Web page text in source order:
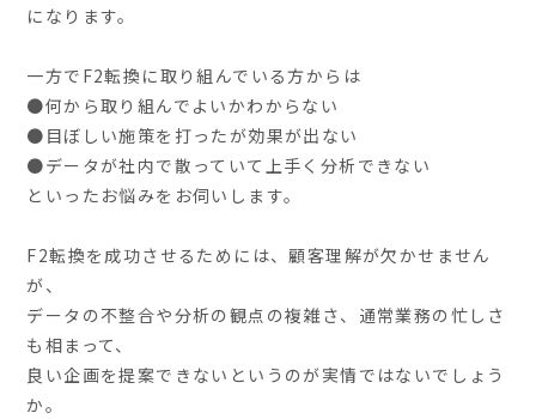
になります。
一方でF2転換に取り組んでいる方からは
●何から取り組んでよいかわからない
●目ぼしい施策を打ったが効果が出ない
●データが社内で散っていて上手く分析できない
といったお悩みをお伺いします。
F2転換を成功させるためには、顧客理解が欠かせません
が、
データの不整合や分析の観点の複雑さ、通常業務の忙しさ
も相まって、
良い企画を提案できないというのが実情ではないでしょう
か。